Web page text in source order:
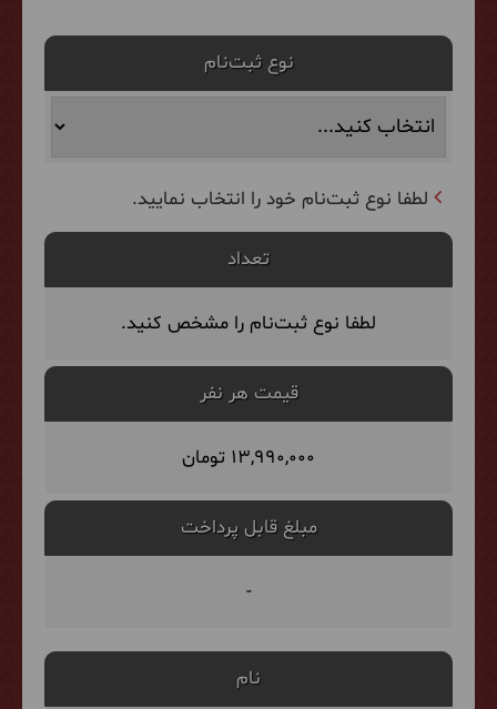
نوع ثبت‌نام
لطفا نوع ثبت‌نام خود را انتخاب نمایید.
تعداد
لطفا نوع ثبت‌نام را مشخص کنید.
قیمت هر نفر
13,990,000 تومان
مبلغ قابل پرداخت
-
نام